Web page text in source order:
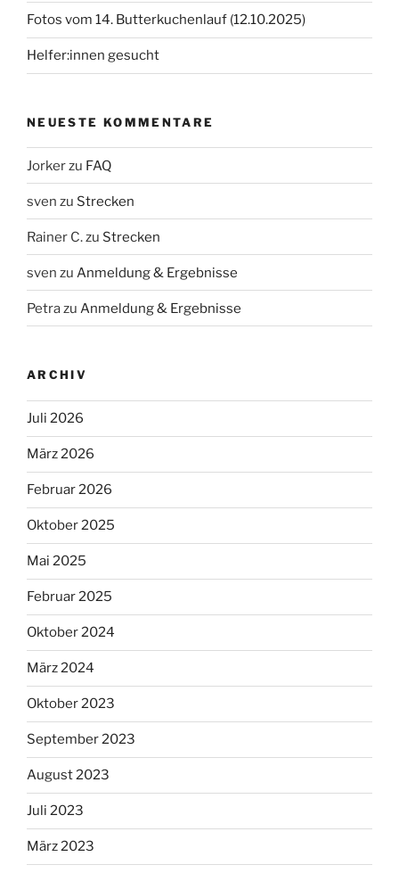
Fotos vom 14. Butterkuchenlauf (12.10.2025)
Helfer:innen gesucht
NEUESTE KOMMENTARE
Jorkerzu FAQ
sven zu Strecken
Rainer C.zu Strecken
sven zu Anmeldung & Ergebnisse
Petrazu Anmeldung & Ergebnisse
ARCHIV
Juli 2026
März 2026
Februar 2026
Oktober 2025
Mai 2025
Februar 2025
Oktober 2024
März 2024
Oktober 2023
September 2023
August 2023
Juli 2023
März 2023